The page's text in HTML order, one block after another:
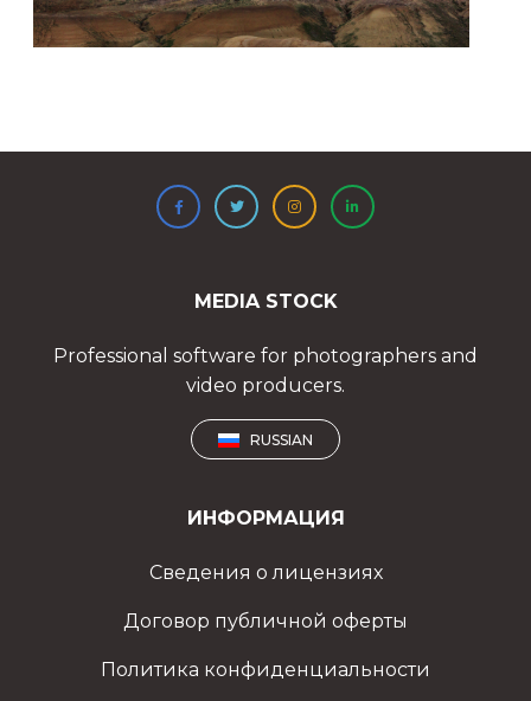
MEDIA STOCK
Professional software for photographers and
video producers.
RUSSIAN
ИНФОРМАЦИЯ
Сведения о лицензиях
Договор публичной оферты
Политика конфиденциальности